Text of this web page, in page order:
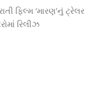
ફિલ્મ ‘મારણ’નું ટ્રેલર
રિલીઝ